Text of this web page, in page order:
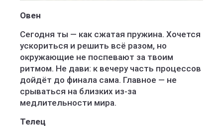
Овен
Сегодня ты — как сжатая пружина. Хочется
ускориться и решить всё разом, но
окружающие не поспевают за твоим
ритмом. Не дави: к вечеру часть процессов
дойдёт до финала сама. Главное — не
срываться на близких из-за
медлительности мира.
Телец